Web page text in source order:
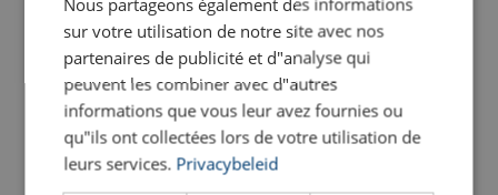
10
13
13
sur votre utilisation de notre site avec nos
partenaires de publicité et d"analyse qui
peuvent les combiner avec d"autres
informations que vous leur avez fournies ou
qu"ils ont collectées lors de votre utilisation de
leurs services. Privacybeleid